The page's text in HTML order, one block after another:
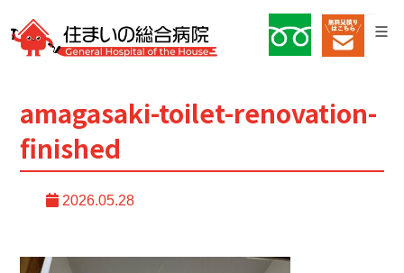
amagasaki-toilet-renovation-
finished
2026.05.28